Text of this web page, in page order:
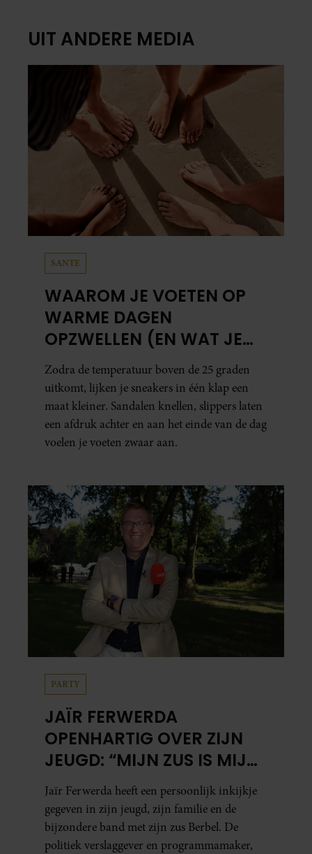
UIT ANDERE MEDIA
SANTE
WAAROM JE VOETEN OP
WARME DAGEN
OPZWELLEN (EN WAT JE
ERAAN KUNT DOEN)
Zodra de temperatuur boven de 25 graden
uitkomt, lijken je sneakers in één klap een
maat kleiner. Sandalen knellen, slippers laten
een afdruk achter en aan het einde van de dag
voelen je voeten zwaar aan.
PARTY
JAÏR FERWERDA
OPENHARTIG OVER ZIJN
JEUGD: “MIJN ZUS IS MIJN
MORELE KOMPAS”
Jaïr Ferwerda heeft een persoonlijk inkijkje
gegeven in zijn jeugd, zijn familie en de
bijzondere band met zijn zus Berbel. De
politiek verslaggever en programmamaker,